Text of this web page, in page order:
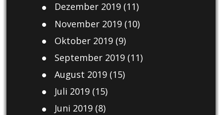
Dezember 2019(11)
November 2019(10)
Oktober 2019(9)
September 2019(11)
August 2019(15)
Juli 2019(15)
Juni 2019(8)